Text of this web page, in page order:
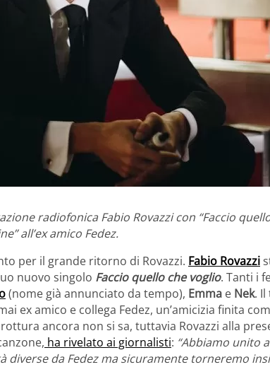
radiofonica Fabio Rovazzi con “Faccio
all’ex amico Fedez.
per il grande ritorno di Rovazzi. Fabio Rovazzi
nuovo singolo Faccio quello che voglio. Tanti i
(nome già annunciato da tempo), Emma e Nek. Il
ex amico e collega Fedez, un’amicizia finita
ancora non si sa, tuttavia Rovazzi alla
ha rivelato ai giornalisti: “Abbiamo unito
diverse da Fedez ma sicuramente torneremo